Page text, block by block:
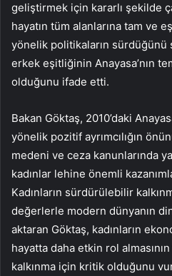
geliştirmek için kararlı şekilde
hayatın tüm alanlarına tam ve
yönelik politikaların sürdüğünü
erkek eşitliğinin Anayasa’nın
olduğunu ifade etti.
Bakan Göktaş, 2010’daki
yönelik pozitif ayrımcılığın
medeni ve ceza kanunlarında
kadınlar lehine önemli
Kadınların sürdürülebilir
değerlerle modern dünyanın
aktaran Göktaş, kadınların
hayatta daha etkin rol
kalkınma için kritik olduğunu